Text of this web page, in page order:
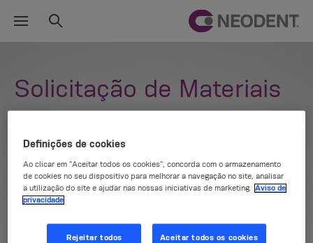
Solicitação de Materiais
Nome de sua clínica
Definições de cookies
Ao clicar em "Aceitar todos os cookies", concorda com o armazenamento
de cookies no seu dispositivo para melhorar a navegação no site, analisar
a utilização do site e ajudar nas nossas iniciativas de marketing. Aviso de
privacidade
Rejeitar todos Aceitar todos os cookies